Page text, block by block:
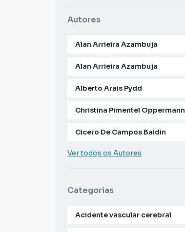
Autores
Alan Arrieira Azambuja
Alan Arrieira Azambuja
Alberto Arais Pydd
Christina Pimentel Oppermann
Cicero De Campos Baldin
Ver todos os Autores
Categorias
Acidente vascular cerebral